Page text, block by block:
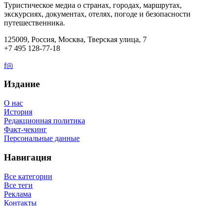
Туристическое медиа о странах, городах, маршрутах,
экскурсиях, документах, отелях, погоде и безопасности
путешественника.
125009, Россия, Москва, Тверская улица, 7
+7 495 128-77-18
f◎
Издание
О нас
История
Редакционная политика
Факт-чекинг
Персональные данные
Навигация
Все категории
Все теги
Реклама
Контакты